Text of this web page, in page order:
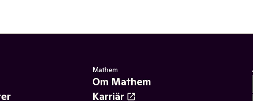
Mathem
Om Mathem
Karriär